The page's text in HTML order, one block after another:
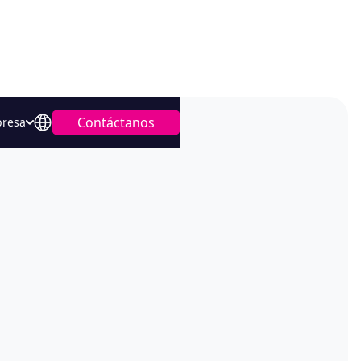
Contáctanos